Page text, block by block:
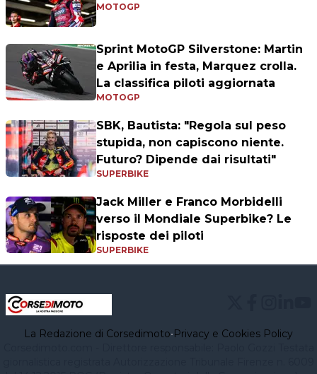
MOTOGP
Sprint MotoGP Silverstone: Martin
e Aprilia in festa, Marquez crolla.
La classifica piloti aggiornata
MOTOGP
SBK, Bautista: "Regola sul peso
stupida, non capiscono niente.
Futuro? Dipende dai risultati"
SUPERBIKE
Jack Miller e Franco Morbidelli
verso il Mondiale Superbike? Le
risposte dei piloti
SUPERBIKE
La Redazione di Corsedimoto•Privacy e Cookies Policy